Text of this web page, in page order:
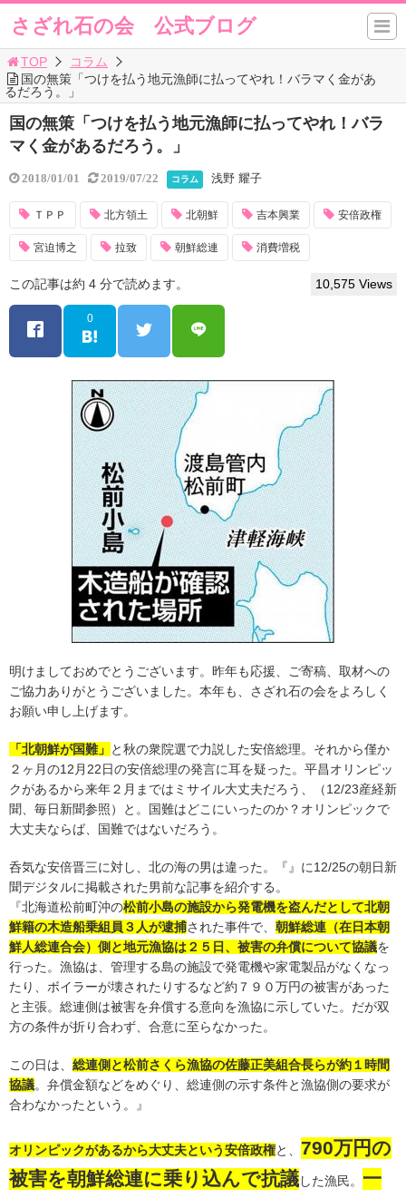
さざれ石の会 公式ブログ
TOP
コラム
国の無策「つけを払う地元漁師に払ってやれ！バラマく金があ
るだろう。」
国の無策「つけを払う地元漁師に払ってやれ！バラ
マく金があるだろう。」
2018/01/01 2019/07/22 コラム 浅野 耀子
ＴＰＰ 北方領土 北朝鮮 吉本興業 安倍政権
宮迫博之 拉致 朝鮮総連 消費増税
この記事は約 4 分で読めます。 10,575 Views
0
明けましておめでとうございます。昨年も応援、ご寄稿、取材への
ご協力ありがとうございました。本年も、さざれ石の会をよろしく
お願い申し上げます。
「北朝鮮が国難」 と秋の衆院選で力説した安倍総理。それから僅か
２ヶ月の12月22日の安倍総理の発言に耳を疑った。平昌オリンピッ
クがあるから来年２月まではミサイル大丈夫だろう、（12/23産経新
聞、毎日新聞参照）と。国難はどこにいったのか？オリンピックで
大丈夫ならば、国難ではないだろう。
呑気な安倍晋三に対し、北の海の男は違った。『』に12/25の朝日新
聞デジタルに掲載された男前な記事を紹介する。
『北海道松前町沖の松前小島の施設から発電機を盗んだとして北朝
鮮籍の木造船乗組員３人が逮捕された事件で、 朝鮮総連（在日本朝
鮮人総連合会）側と地元漁協は２５日、被害の弁償について協議を
行った。漁協は、管理する島の施設で発電機や家電製品がなくなっ
たり、ボイラーが壊されたりするなど約７９０万円の被害があった
と主張。総連側は被害を弁償する意向を漁協に示していた。だが双
方の条件が折り合わず、合意に至らなかった。
この日は、 総連側と松前さくら漁協の佐藤正美組合長らが約１時間
協議。弁償金額などをめぐり、総連側の示す条件と漁協側の要求が
合わなかったという。』
オリンピックがあるから大丈夫という安倍政権と、 790万円の
被害を朝鮮総連に乗り込んで抗議した漁民。 一